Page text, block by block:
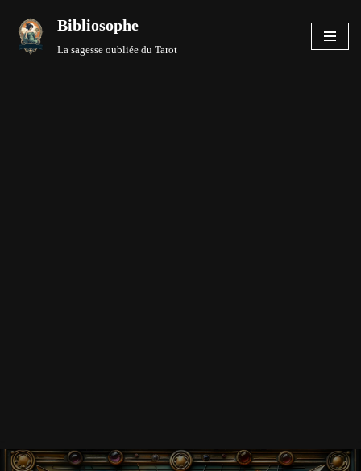
Aller
Bibliosophe
La sagesse oubliée du Tarot